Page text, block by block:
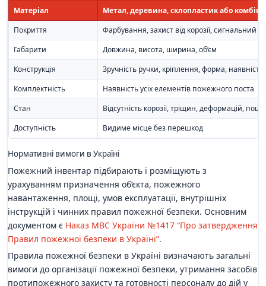
Матеріал
Метал, деревина, склопластик або
Покриття
Фарбування, захист від корозії, сигнальний
Габарити
Довжина, висота, ширина, об’єм
Конструкція
Зручність ручки, кріплення, форма,
Комплектність
Наявність усіх елементів пожежного поста
Стан
Відсутність корозії, тріщин, деформацій,
Доступність
Видиме місце без перешкод
Нормативні вимоги в Україні
Пожежний інвентар підбирають і розміщують з
урахуванням призначення об’єкта, пожежного
навантаження, площі, умов експлуатації, внутрішніх
інструкцій і чинних правил пожежної безпеки. Основним
документом є Наказ МВС України №1417 “Про затвердження
Правил пожежної безпеки в Україні”.
Правила пожежної безпеки в Україні визначають загальні
вимоги до організації пожежної безпеки, утримання засобів
протипожежного захисту та готовності персоналу до дій у